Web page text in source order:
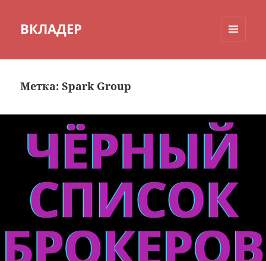
ВКЛАДЕР
Метка:Spark Group